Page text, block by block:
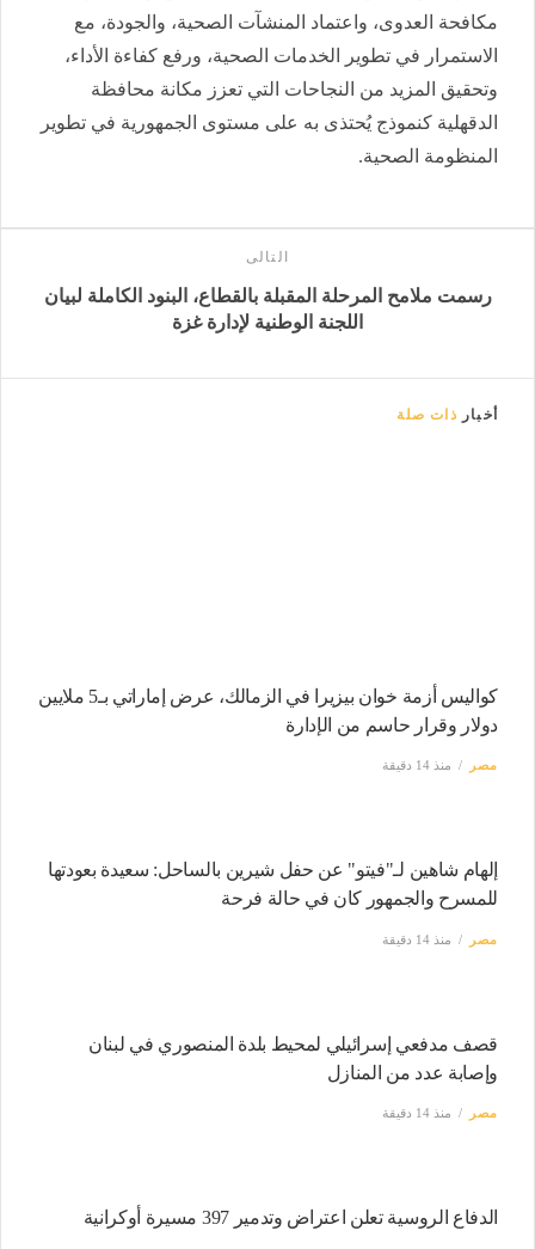
مكافحة العدوى، واعتماد المنشآت الصحية، والجودة، مع
الاستمرار في تطوير الخدمات الصحية، ورفع كفاءة الأداء،
وتحقيق المزيد من النجاحات التي تعزز مكانة محافظة
الدقهلية كنموذج يُحتذى به على مستوى الجمهورية في تطوير
المنظومة الصحية.
التالى
رسمت ملامح المرحلة المقبلة بالقطاع، البنود الكاملة لبيان
اللجنة الوطنية لإدارة غزة
أخبار ذات صلة
كواليس أزمة خوان بيزيرا في الزمالك، عرض إماراتي بـ5 ملايين
دولار وقرار حاسم من الإدارة
مصر منذ 14 دقيقة
إلهام شاهين لـ"فيتو" عن حفل شيرين بالساحل: سعيدة بعودتها
للمسرح والجمهور كان في حالة فرحة
مصر منذ 14 دقيقة
قصف مدفعي إسرائيلي لمحيط بلدة المنصوري في لبنان
وإصابة عدد من المنازل
مصر منذ 14 دقيقة
الدفاع الروسية تعلن اعتراض وتدمير 397 مسيرة أوكرانية